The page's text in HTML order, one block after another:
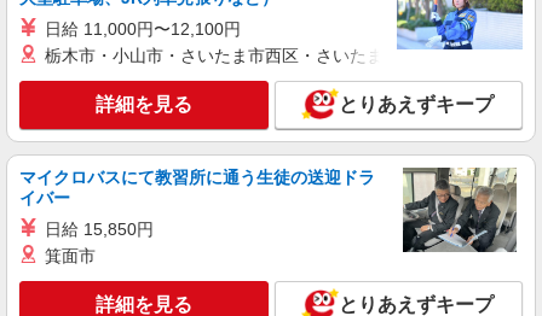
日給 11,000円〜12,100円
栃木市・小山市・さいたま市西区・さいたま市岩槻区・久喜市・
詳細を見る とりあえずキープ
マイクロバスにて教習所に通う生徒の送迎ドラ
イバー
日給 15,850円
箕面市
詳細を見る とりあえずキープ